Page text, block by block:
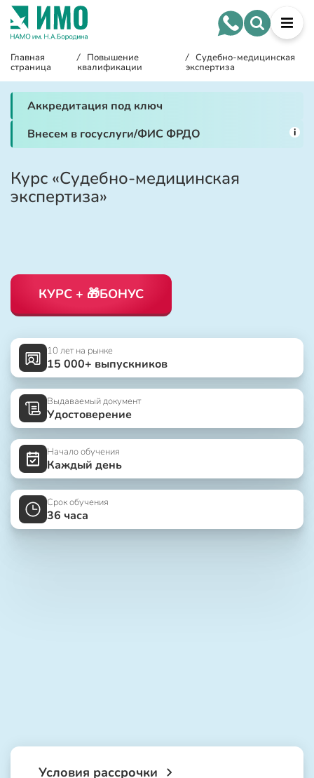
Главная
страница
/ Повышение
квалификации
/ Судебно-медицинская
экспертиза
Аккредитация под ключ
Внесем в госуслуги/ФИС ФРДО
i
Курс «Судебно-медицинская
экспертиза»
КУРС + 🎁БОНУС
10 лет на рынке
15 000+ выпускников
Выдаваемый документ
Удостоверение
Начало обучения
Каждый день
Срок обучения
36 часа
Условия рассрочки